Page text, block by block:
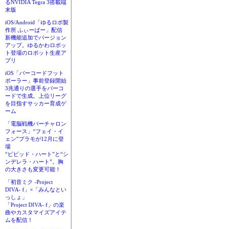
るNVIDIA Tegra 3搭載端
末版
iOS/Android「ゆるロボ製
作所 ふぃーばー」配信
新機能追加でバージョン
アップ。ゆるかわロボッ
ト登場のロボット生産ア
プリ
iOS「バーコードフット
ボーラー」事前登録開始
3兆通りの選手をバーコ
ードで生成。上位リーグ
を目指すサッカー育成ゲ
ーム
「電脳戦機バーチャロン
フォース」“フェイ・イ
ェン”プラモが12月に登
場
“ビビッド・ハート”と“シ
ンデレラ・ハート”。胸
の大きさも変更可能！
「初音ミク -Project
DIVA- f」×「みんなとい
っしょ」
「Project DIVA- f」の楽
曲やカスタマイズアイテ
ムを配信！